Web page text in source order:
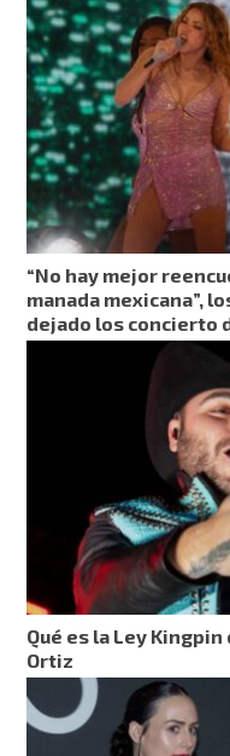
“No hay mejor
manada mexicana”,
dejado los concierto
Qué es la Ley
Ortiz